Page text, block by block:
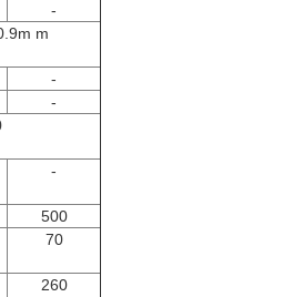
-
m
-
-
-
500
70
260